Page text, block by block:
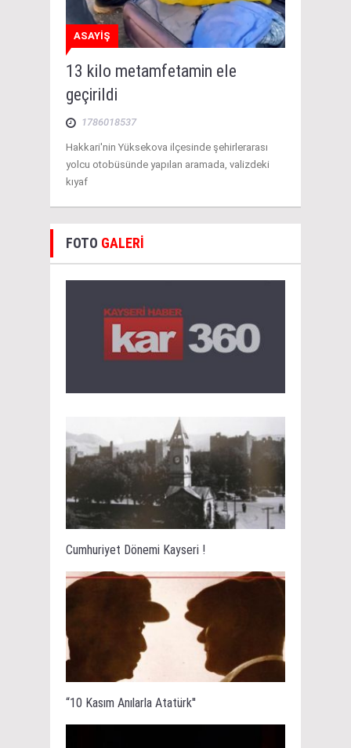
ASAYİŞ
13 kilo metamfetamin ele
geçirildi
1786018537
Hakkari'nin Yüksekova ilçesinde şehirlerarası
yolcu otobüsünde yapılan aramada, valizdeki
kıyaf
FOTO GALERİ
Cumhuriyet Dönemi Kayseri !
“10 Kasım Anılarla Atatürk''